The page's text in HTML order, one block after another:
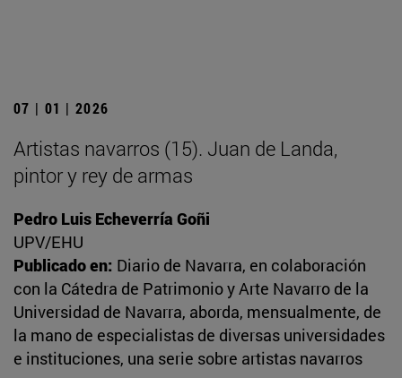
07 | 01 | 2026
Artistas navarros (15). Juan de Landa,
pintor y rey de armas
Pedro Luis Echeverría Goñi
UPV/EHU
Publicado en: Diario de Navarra, en colaboración
con la Cátedra de Patrimonio y Arte Navarro de la
Universidad de Navarra, aborda, mensualmente, de
la mano de especialistas de diversas universidades
e instituciones, una serie sobre artistas navarros